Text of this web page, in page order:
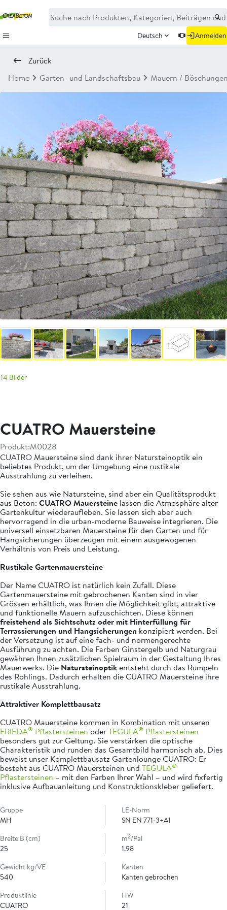
Deutsch Anmelden
Zurück
Home
Garten- und Landschaftsbau Mauern /
14 Bilder
CUATRO Mauersteine
Produkt:M0028
CUATRO Mauersteine sind dank ihrer Natursteinoptik ein
beliebtes Produkt, um der Umgebung eine rustikale
Ausstrahlung zu verleihen.
Sie sehen aus wie Natursteine, sind aber ein Qualitätsprodukt
aus Beton: CUATRO Mauersteine lassen die Atmosphäre alter
Gartenkultur wiederaufleben. Sie lassen sich aber auch
hervorragend in die urban-moderne Bauweise integrieren. Die
universell einsetzbaren Mauersteine für den Garten und für
Hangsicherungen überzeugen mit einem ausgewogenen
Verhältnis von Preis und Leistung.
Rustikale Gartenmauersteine
Der Name CUATRO ist natürlich kein Zufall. Diese
Gartenmauersteine mit gebrochenen Kanten sind in vier
Grössen erhältlich, was Ihnen die Möglichkeit gibt, attraktive
und funktionelle Mauern aufzuschichten. Diese können
freistehend als Sichtschutz oder mit Hinterfüllung für
Terrassierungen und Hangsicherungen konzipiert werden. Bei
der Versetzung ist auf eine fach- und normengerechte
Ausführung zu achten. Die Farben Ginstergelb und Naturgrau
gewähren Ihnen zusätzlichen Spielraum in der Gestaltung Ihres
Mauerwerks. Die Natursteinoptikentsteht durch das Rumpeln
des Rohlings. Dadurch erhalten die CUATRO Mauersteine ihre
rustikale Ausstrahlung.
Attraktiver Komplettbausatz
CUATRO Mauersteine kommen in Kombination mit unseren
FRIEDA® Pflastersteinen oderTEGULA® Pflastersteinen
besonders gut zur Geltung. Sie verstärken die optische
Charakteristik und runden das Gesamtbild harmonisch ab. Dies
beweist unser Komplettbausatz Gartenlounge CUATRO: Er
besteht aus CUATRO Mauersteinen und TEGULA®
Pflastersteinen – mit den Farben Ihrer Wahl – und wird fixfertig
inklusive Aufbauanleitung und Konstruktionskleber geliefert.
Gruppe
MH
LE-Norm
SN EN 771-3+A1
Breite B (cm)
25
m2/Pal
1.98
Gewicht kg/VE
540
Kanten
Kanten gebrochen
Produktlinie
CUATRO
HW
21